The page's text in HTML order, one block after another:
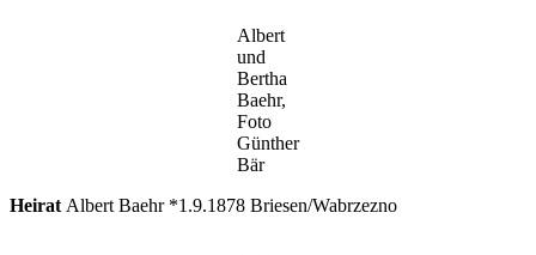
Albert
und
Bertha
Baehr,
Foto
Günther
Bär
Heirat Albert Baehr *1.9.1878 Briesen/Wabrzezno